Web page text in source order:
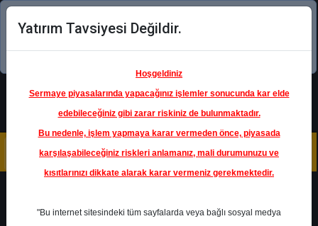
Şimdi uygulamayı indirin!
Yatırım Tavsiyesi Değildir.
Hoşgeldiniz
Sermaye piyasalarında yapacağınız işlemler sonucunda kar elde
edebileceğiniz gibi zarar riskiniz de bulunmaktadır.
Bu nedenle, işlem yapmaya karar vermeden önce, piyasada
karşılaşabileceğiniz riskleri anlamanız, mali durumunuzu ve
kısıtlarınızı dikkate alarak karar vermeniz gerekmektedir.
"Bu internet sitesindeki tüm sayfalarda veya bağlı sosyal medya